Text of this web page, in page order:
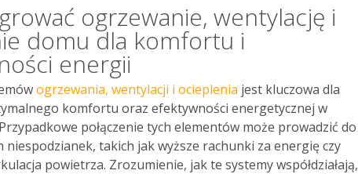
ogrzewanie, wentylację i
domu dla komfortu i
energii
ogrzewania, wentylacji i ocieplenia jest kluczowa dla
komfortu oraz efektywności energetycznej w
połączenie tych elementów może prowadzić do
niespodzianek, takich jak wyższe rachunki za energię czy
powietrza. Zrozumienie, jak te systemy współdziałają,